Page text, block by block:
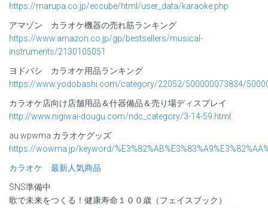
https://marupa.co.jp/eccube/html/user_data/karaoke.php
アマゾン カラオケ機器の売れ筋ランキング
https://www.amazon.co.jp/gp/bestsellers/musical-
instruments/2130105051
ヨドバシ カラオケ用品ランキング
https://www.yodobashi.com/category/22052/500000073834/
カラオケ店向け店舗用品＆什器備品＆売り場ディスプレイ
http://www.nigiwai-dougu.com/ndc_category/3-14-59.htm
au wpwma カラオケグッズ
https://wowma.jp/keyword/
カラオケ 最新人気商品
SNS準備中
歌で未来をつくる！健康寿命１００歳（フェイスブック）